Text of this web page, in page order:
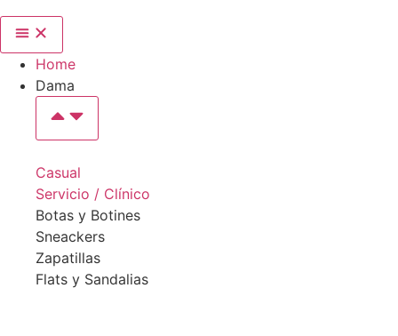
Home
Dama
Casual
Servicio / Clínico
Botas y Botines
Sneackers
Zapatillas
Flats y Sandalias